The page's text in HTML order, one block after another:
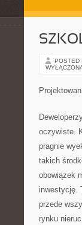
POSTED
oczywiste.
pragnie
takich
obowiązek
inwestycję.
przede
rynku